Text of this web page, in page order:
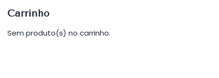
Carrinho
Sem produto(s) no carrinho.